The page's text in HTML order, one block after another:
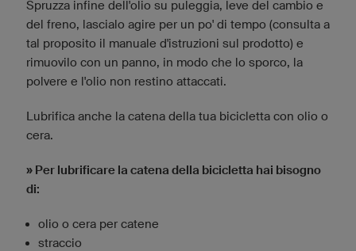
Spruzza infine dell'olio su puleggia, leve del cambio e
del freno, lascialo agire per un po' di tempo (consulta a
tal proposito il manuale d'istruzioni sul prodotto) e
rimuovilo con un panno, in modo che lo sporco, la
polvere e l'olio non restino attaccati.
Lubrifica anche la catena della tua bicicletta con olio o
cera.
» Per lubrificare la catena della bicicletta hai bisogno
di:
olio o cera per catene
straccio